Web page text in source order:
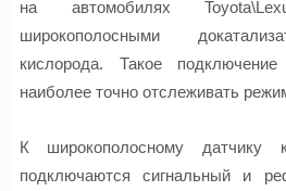
на автомобилях
широкополосными
кислорода. Такое
наиболее точно отслеживать
К широкополосному датчику
подключаются сигнальный и